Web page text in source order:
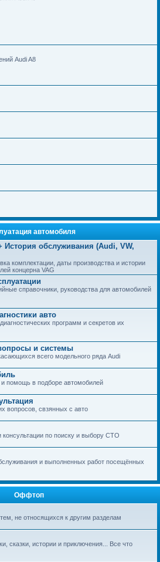
Audi A8
автомобиля
История обслуживания (Audi, VW,
комплектации, даты производства и истории
концерна VAG
справочники, руководства для автомобилей
авто
программ и секретов их
и системы
всего модельного ряда Audi
помощь в подборе автомобилей
вопросов, свзянных с авто
по поиску и выбору СТО
и выполненных работ посещённых
Оффтоп
не относящихся к другим разделам
сказки, истории и приключения... Все что